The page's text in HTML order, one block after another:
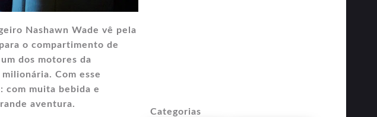
Nashawn Wade vê pela
o compartimento de
dos motores da
Com esse
com muita bebida e
aventura.
Categorias